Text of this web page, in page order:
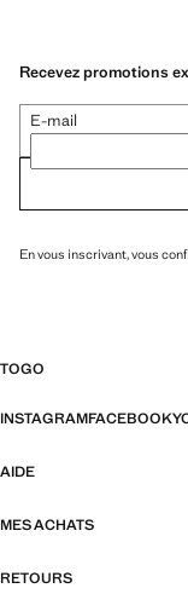
Recevez promotions
E-mail
En vous inscrivant, vous
TOGO
INSTAGRAMFACEBOOK
AIDE
MES ACHATS
RETOURS